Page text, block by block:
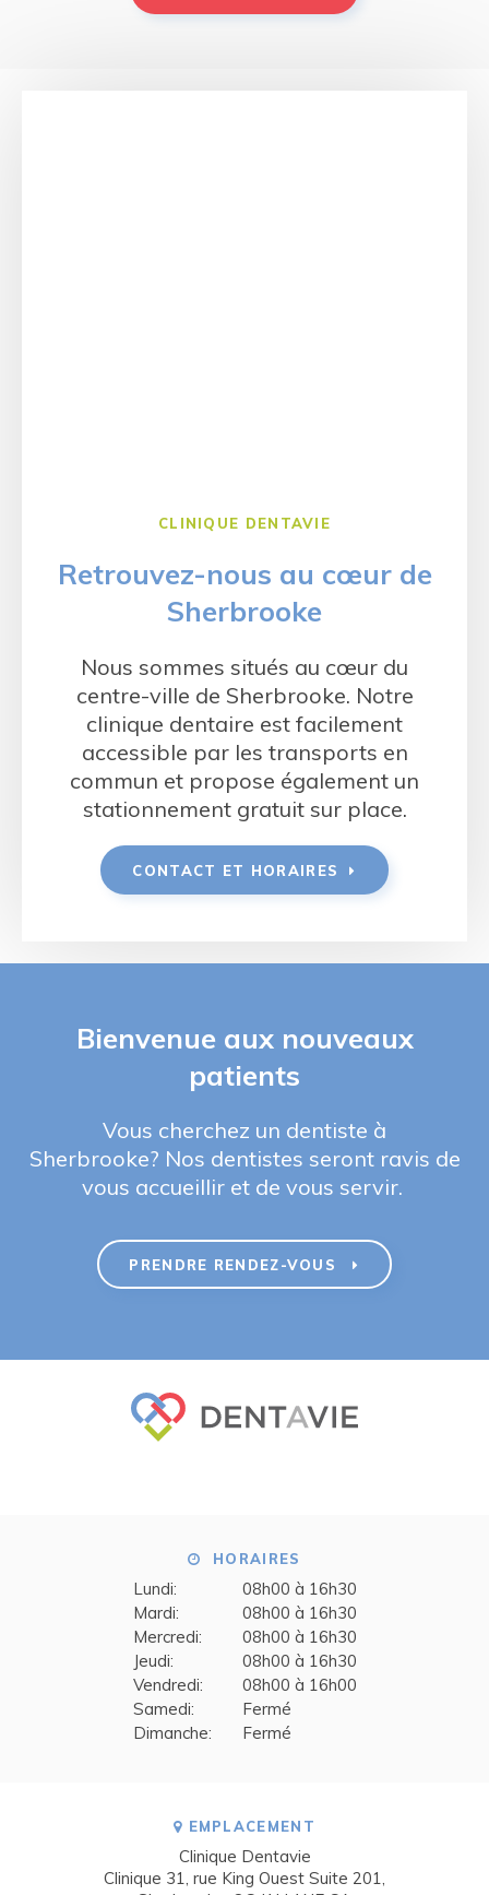
CLINIQUE DENTAVIE
Retrouvez-nous au cœur de
Sherbrooke
Nous sommes situés au cœur du
centre-ville de Sherbrooke. Notre
clinique dentaire est facilement
accessible par les transports en
commun et propose également un
stationnement gratuit sur place.
CONTACT ET HORAIRES
Bienvenue aux nouveaux
patients
Vous cherchez un dentiste à
Sherbrooke? Nos dentistes seront ravis de
vous accueillir et de vous servir.
PRENDRE RENDEZ-VOUS
HORAIRES
Lundi:
08h00 à 16h30
Mardi:
08h00 à 16h30
Mercredi:
08h00 à 16h30
Jeudi:
08h00 à 16h30
Vendredi:
08h00 à 16h00
Samedi:
Fermé
Dimanche:
Fermé
EMPLACEMENT
Clinique Dentavie
Clinique 31, rue King Ouest Suite 201